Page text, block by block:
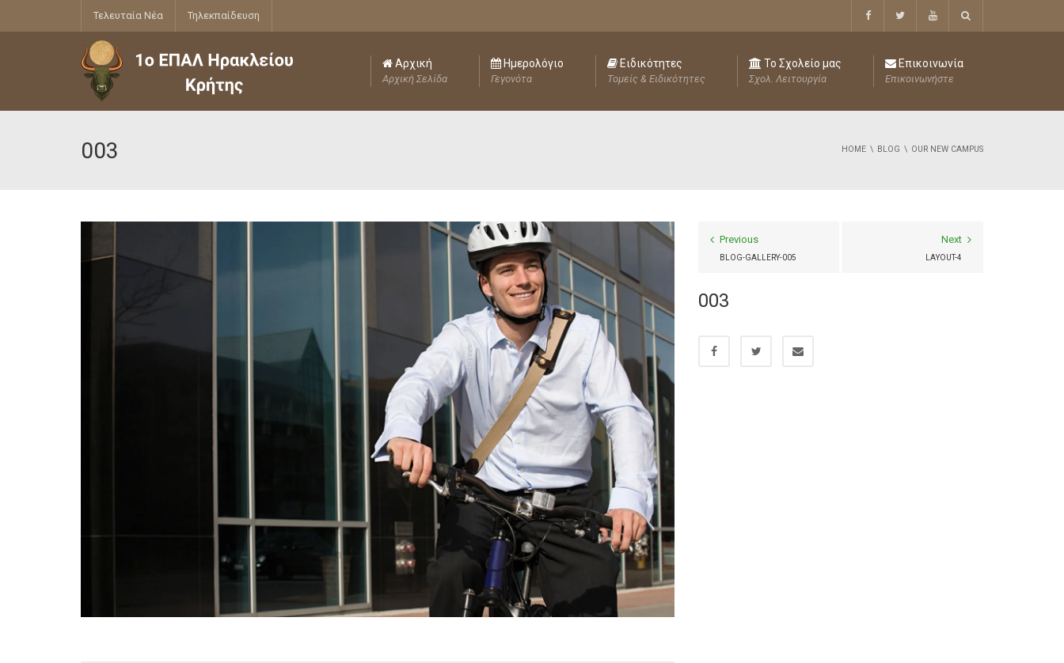
Τελευταία Νέα Τηλεκπαίδευση
Αρχική
Αρχική Σελίδα
Ημερολόγιο
Γεγονότα
Ειδικότητες
Τομείς & Ειδικότητες
Το Σχολείο μας
Σχολ. Λειτουργία
Επικοινωνία
Επικοινωνήστε
003 HOME BLOG OUR NEW CAMPUS
Previous
BLOG-GALLERY-005
Next
LAYOUT-4
003